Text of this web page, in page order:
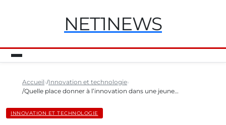
NET1NEWS
Accueil Innovation et technologie
Quelle place donner à l’innovation dans une jeune…
INNOVATION ET TECHNOLOGIE